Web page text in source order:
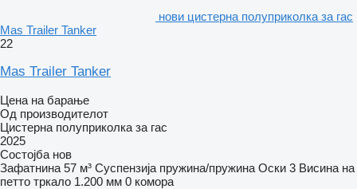
нови цистерна полуприколка за гас
Mas Trailer Tanker
22
Mas Trailer Tanker
Цена на барање
Од производителот
Цистерна полуприколка за гас
2025
Состојба нов
Зафатнина 57 м³ Суспензија пружина/пружина Оски 3 Висина на
петто тркало 1.200 мм 0 комора